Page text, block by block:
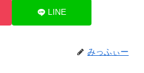
LINE
みっふぃー